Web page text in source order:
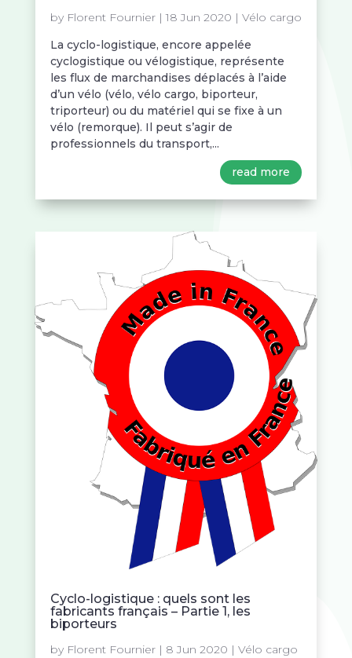
by Florent Fournier|18 Jun 2020 | Vélo cargo
La cyclo-logistique, encore appelée
cyclogistique ou vélogistique, représente
les flux de marchandises déplacés à l’aide
d’un vélo (vélo, vélo cargo, biporteur,
triporteur) ou du matériel qui se fixe à un
vélo (remorque). Il peut s’agir de
professionnels du transport,...
read more
Cyclo-logistique : quels sont les
fabricants français – Partie 1, les
biporteurs
by Florent Fournier| 8 Jun 2020 | Vélo cargo